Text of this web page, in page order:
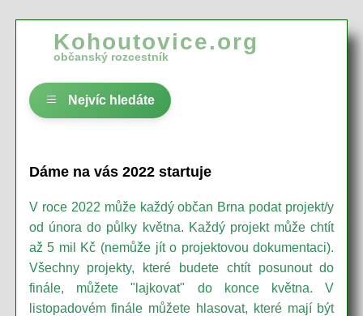
Kohoutovice.org
občanský rozcestník
Nejvíc hledáte
Dáme na vás 2022 startuje
V roce 2022 může každý občan Brna podat projekt/y
od února do půlky května. Každý projekt může chtít
až 5 mil Kč (nemůže jít o projektovou dokumentaci).
Všechny projekty, které budete chtít posunout do
finále, můžete "lajkovat" do konce května. V
listopadovém finále můžete hlasovat, které mají být